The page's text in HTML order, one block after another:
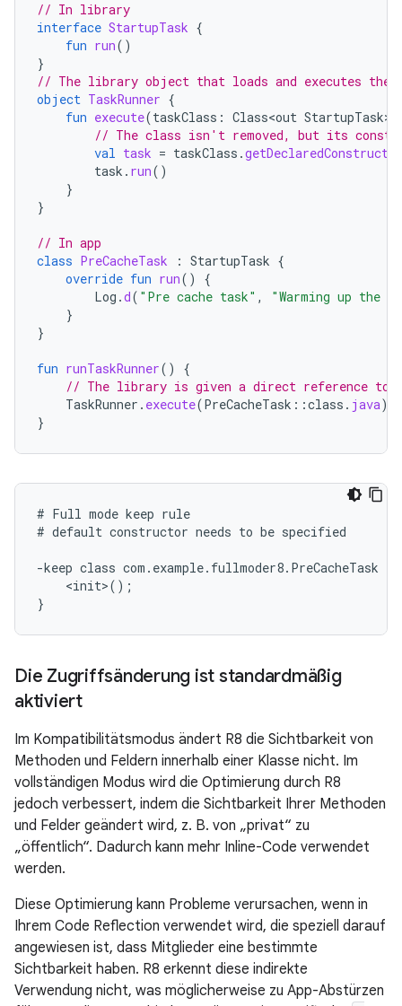
// In library
interface StartupTask {
fun run()
}
// The library object that loads and executes the
object TaskRunner {
fun execute(taskClass : Class<out StartupTask>
// The class isn't removed, but its
val task = taskClass .getDeclaredConstructor
task . run()
}
}
// In app
class PreCacheTask : StartupTask {
override fun run()
{
Log .d( "Pre cache task" ,
"Warming up the
}
}
fun runTaskRunner()
{
// The library is given a direct reference to
TaskRunner . execute(PreCacheTask ::class . java)
}
# Full mode keep rule
# default constructor needs to be specified
-keep class com.example.fullmoder8.PreCacheTask {
    <init>();
Die Zugriffsänderung ist standardmäßig
aktiviert
Im Kompatibilitätsmodus ändert R8 die Sichtbarkeit von
Methoden und Feldern innerhalb einer Klasse nicht. Im
vollständigen Modus wird die Optimierung durch R8
jedoch verbessert, indem die Sichtbarkeit Ihrer Methoden
und Felder geändert wird, z. B. von „privat“ zu
„öffentlich“. Dadurch kann mehr Inline-Code verwendet
werden.
Diese Optimierung kann Probleme verursachen, wenn in
Ihrem Code Reflection verwendet wird, die speziell darauf
angewiesen ist, dass Mitglieder eine bestimmte
Sichtbarkeit haben. R8 erkennt diese indirekte
Verwendung nicht, was möglicherweise zu App-Abstürzen